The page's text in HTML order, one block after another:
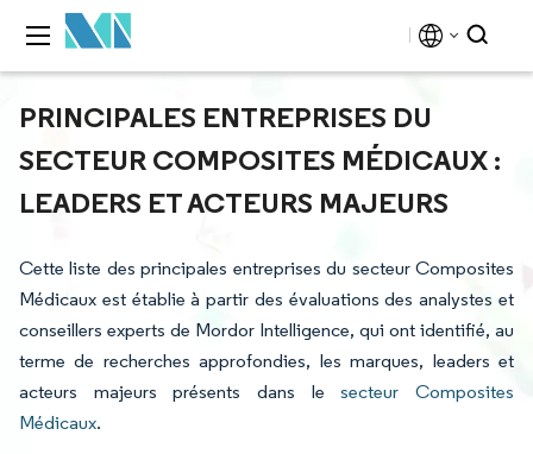
PRINCIPALES ENTREPRISES DU
SECTEUR COMPOSITES MÉDICAUX :
LEADERS ET ACTEURS MAJEURS
Cette liste des principales entreprises du secteur Composites
Médicaux est établie à partir des évaluations des analystes et
conseillers experts de Mordor Intelligence, qui ont identifié, au
terme de recherches approfondies, les marques, leaders et
acteurs majeurs présents dans lesecteur Composites
Médicaux.